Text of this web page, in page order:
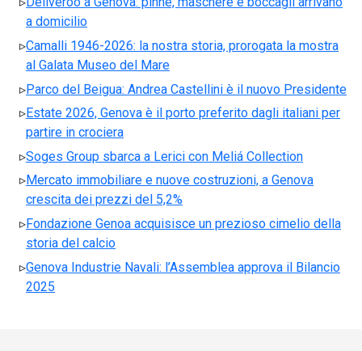
a domicilio
Camalli 1946-2026: la nostra storia, prorogata la mostra
al Galata Museo del Mare
Parco del Beigua: Andrea Castellini è il nuovo Presidente
Estate 2026, Genova è il porto preferito dagli italiani per
partire in crociera
Soges Group sbarca a Lerici con Meliá Collection
Mercato immobiliare e nuove costruzioni, a Genova
crescita dei prezzi del 5,2%
Fondazione Genoa acquisisce un prezioso cimelio della
storia del calcio
Genova Industrie Navali: l’Assemblea approva il Bilancio
2025